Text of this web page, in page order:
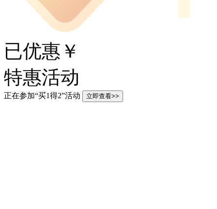
已优惠￥
特惠活动
正在参加“买1得2”活动 立即查看>>